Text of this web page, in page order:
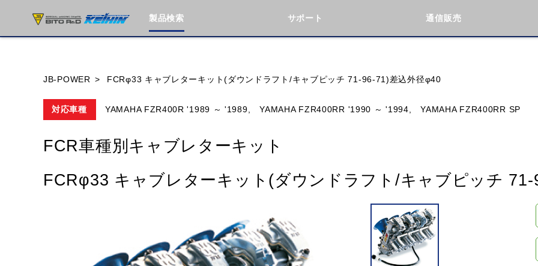
製品検索 サポート 通信販売
閉じる
JB-POWER FCRφ33 キャブレターキット(ダウンドラフト/キャブピッチ 71-96-71)差込外径φ40
対応車種 YAMAHA FZR400R '1989 ～ '1989, YAMAHA FZR400RR '1990 ～ '1994, YAMAHA FZR400RR SP
FCR車種別キャブレターキット
FCRφ33 キャブレターキット(ダウンドラフト/キャブピッチ